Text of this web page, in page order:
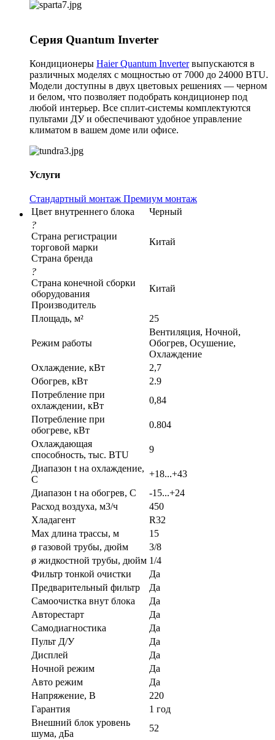
Серия Quantum Inverter
Кондиционеры Haier Quantum Inverterвыпускаются в
различных моделях с мощностью от 7000 до 24000 BTU.
Модели доступны в двух цветовых решениях — черном
и белом, что позволяет подобрать кондиционер под
любой интерьер. Все сплит-системы комплектуются
пультами ДУ и обеспечивают удобное управление
климатом в вашем доме или офисе.
Услуги
Стандартный монтаж Премиум монтаж
Цвет внутреннего блока
Черный
?
Страна регистрации
торговой марки
Страна бренда
Китай
?
Страна конечной сборки
оборудования
Производитель
Китай
Площадь, м² 25
Режим работы
Вентиляция, Ночной,
Обогрев, Осушение,
Охлаждение
Охлаждение, кВт
2,7
Обогрев, кВт
2.9
Потребление при
охлаждении, кВт
0,84
Потребление при
обогреве, кВт
0.804
Охлаждающая
способность, тыс. BTU
9
Диапазон t на охлаждение,
С
+18...+43
Диапазон t на обогрев, С
-15...+24
Расход воздуха, м3/ч
450
Хладагент
R32
Max длина трассы, м
15
ø газовой трубы, дюйм
3/8
ø жидкостной трубы, дюйм 1/4
Фильтр тонкой очистки
Да
Предварительный фильтр
Да
Самоочистка внут блока
Да
Авторестарт
Да
Самодиагностика
Да
Пульт Д/У
Да
Дисплей
Да
Ночной режим
Да
Авто режим
Да
Напряжение, В
220
Гарантия
1 год
Внешний блок уровень
шума, дБа
52